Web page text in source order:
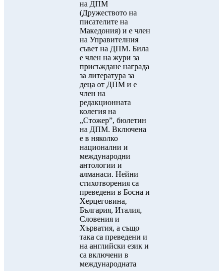
на ДПМ
(Дружеството на
писателите на
Македония) и е член
на Управителния
съвет на ДПМ. Била
е член на жури за
присъждане награда
за литература за
деца от ДПМ и е
член на
редакционната
колегия на
„Стожер”, бюлетин
на ДПМ. Включена
е в няколко
национални и
международни
антологии и
алманаси. Нейни
стихотворения са
преведени в Босна и
Херцеговина,
България, Италия,
Словения и
Хърватия, а също
така са преведени и
на английски език и
са включени в
международната